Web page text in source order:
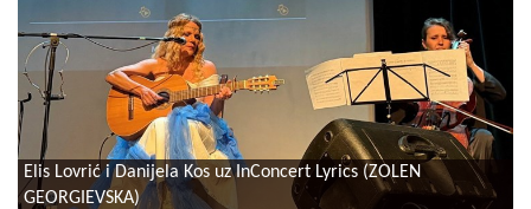
Elis Lovrić i Danijela Kos uz InConcert Lyrics (ZOLEN
GEORGIEVSKA)